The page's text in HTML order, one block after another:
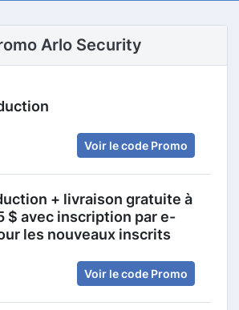
Arlo Security
Voir le code Promo
+ livraison gratuite à
$ avec inscription par e-
les nouveaux inscrits
Voir le code Promo